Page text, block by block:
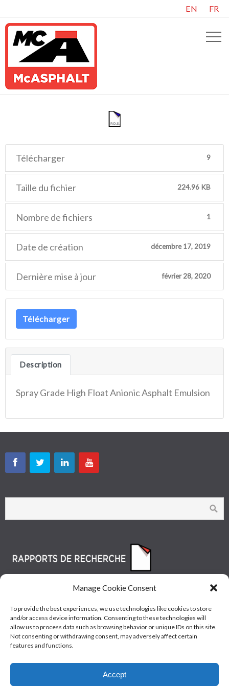
Manage Cookie Consent
To provide the best experiences, we use technologies like cookies to store
and/or access device information. Consenting to these technologies will
allow us to process data such as browsing behavior or unique IDs on this site.
Not consenting or withdrawing consent, may adversely affect certain
features and functions.
Accept
EN FR
Télécharger 9
Taille du fichier 224.96 KB
Nombre de fichiers 1
Date de création décembre 17, 2019
Dernière mise à jour février 28, 2020
Télécharger
Description
Spray Grade High Float Anionic Asphalt Emulsion
© Les Industries McAsphalt Ltée® 2015 • ISO